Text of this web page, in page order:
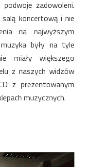
zadowoleni.
koncertową i nie
na najwyższym
były na tyle
miały większego
z naszych widzów
z prezentowanym
muzycznych.